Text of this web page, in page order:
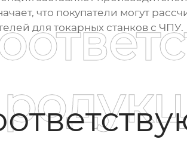
что покупатели могут
для токарных станков с ЧПУ.